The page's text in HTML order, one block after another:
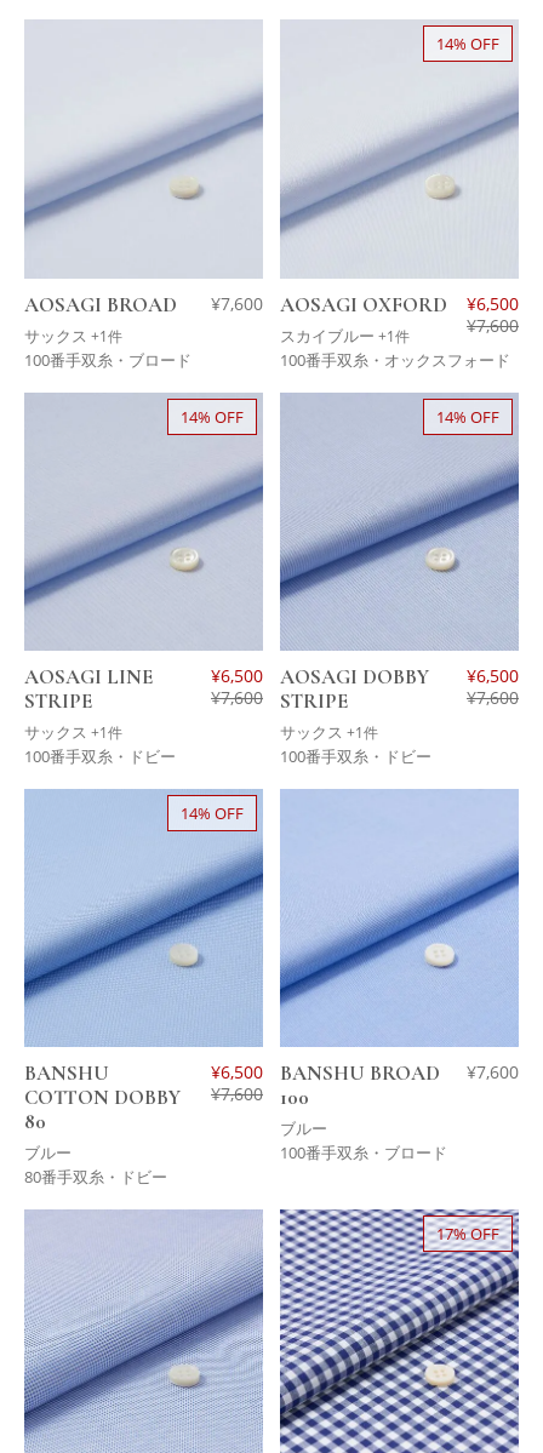
AOSAGI BROAD
サックス +1件
¥7,600
100番手双糸・ブロード
14% OFF
AOSAGI OXFORD
スカイブルー +1件
¥6,500
¥7,600
100番手双糸・オックスフォード
14% OFF
AOSAGI LINE
STRIPE
サックス +1件
¥6,500
¥7,600
100番手双糸・ドビー
14% OFF
AOSAGI DOBBY
STRIPE
サックス +1件
¥6,500
¥7,600
100番手双糸・ドビー
14% OFF
BANSHU
COTTON DOBBY
80
ブルー
¥6,500
¥7,600
80番手双糸・ドビー
BANSHU BROAD
100
ブルー
¥7,600
100番手双糸・ブロード
17% OFF